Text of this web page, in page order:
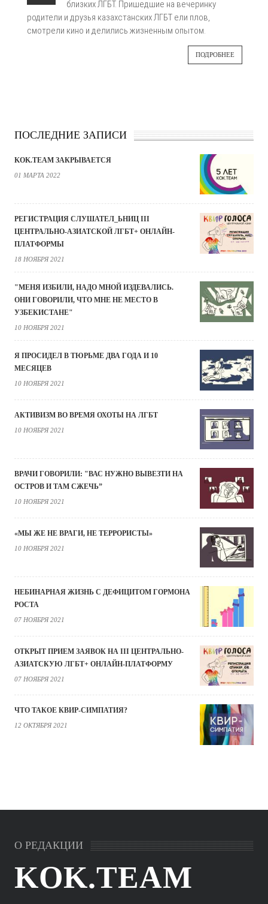
близких ЛГБТ. Пришедшие на вечеринку
родители и друзья казахстанских ЛГБТ ели плов,
смотрели кино и делились жизненным опытом.
ПОДРОБНЕЕ
ПОСЛЕДНИЕ ЗАПИСИ
KOK.TEAM ЗАКРЫВАЕТСЯ
01 МАРТА 2022
РЕГИСТРАЦИЯ СЛУШАТЕЛ_ЬНИЦ III
ЦЕНТРАЛЬНО-АЗИАТСКОЙ ЛГБТ+ ОНЛАЙН-
ПЛАТФОРМЫ
18 НОЯБРЯ 2021
"МЕНЯ ИЗБИЛИ, НАДО МНОЙ ИЗДЕВАЛИСЬ.
ОНИ ГОВОРИЛИ, ЧТО МНЕ НЕ МЕСТО В
УЗБЕКИСТАНЕ"
10 НОЯБРЯ 2021
Я ПРОСИДЕЛ В ТЮРЬМЕ ДВА ГОДА И 10
МЕСЯЦЕВ
10 НОЯБРЯ 2021
АКТИВИЗМ ВО ВРЕМЯ ОХОТЫ НА ЛГБТ
10 НОЯБРЯ 2021
ВРАЧИ ГОВОРИЛИ: "ВАС НУЖНО ВЫВЕЗТИ НА
ОСТРОВ И ТАМ СЖЕЧЬ”
10 НОЯБРЯ 2021
«МЫ ЖЕ НЕ ВРАГИ, НЕ ТЕРРОРИСТЫ»
10 НОЯБРЯ 2021
НЕБИНАРНАЯ ЖИЗНЬ С ДЕФИЦИТОМ ГОРМОНА
РОСТА
07 НОЯБРЯ 2021
ОТКРЫТ ПРИЕМ ЗАЯВОК НА III ЦЕНТРАЛЬНО-
АЗИАТСКУЮ ЛГБТ+ ОНЛАЙН-ПЛАТФОРМУ
07 НОЯБРЯ 2021
ЧТО ТАКОЕ КВИР-СИМПАТИЯ?
12 ОКТЯБРЯ 2021
О РЕДАКЦИИ
KOK.TEAM